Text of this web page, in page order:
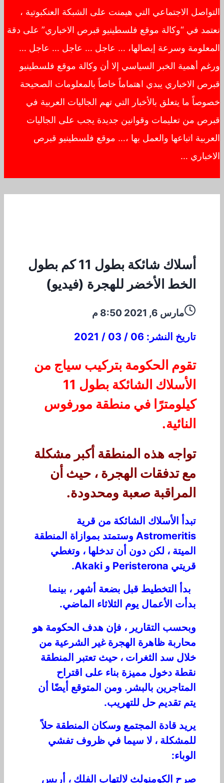
التواصل الاجتماعي التي هيمنت على الشبكة العنكبوتية ،
نعتمد في “وكالة موقع فلسطينيو قبرص الاخباري” على دقة
المعلومة وسرعة إيصالها، … عاجل … عاجل … عاجل …
ورغم أهمية الخبر السياسي إلا أن وكالة موقع فلسطينيو
قبرص الاخباري يبدي اهتماماً خاصاً بالمعلومات الصحيحة
خصوصاً ما يتعلق بالأخبار التي تهم الجاليات العربية في
قبرص من تعليمات وقوانين جديدة يجب على الجاليات
العربية اتباعها والعمل بها ،… موقع فلسطينيو قبرص
الاخباري …
أسلاك شائكة بطول 11 كم بطول
الخط الأخضر للهجرة (فيديو)
مارس 6, 2021 8:50 م
تاريخ النشر: 06 / 03 / 2021
تقوم الحكومة بتركيب سياج من
الأسلاك الشائكة بطول 11
كيلومترًا في منطقة مورفوس
النائية.
تواجه هذه المنطقة أكبر مشكلة
مع تدفقات الهجرة ، حيث أن
المراقبة صعبة ومحدودة.
تبدأ الأسلاك الشائكة من قرية
Astromeritis وستمتد بموازاة المنطقة
الميتة ، لكن دون أن تدخلها ، وتغطي
قريتي Peristerona و Akaki.
بدأ التخطيط قبل بضعة أشهر ، بينما
بدأت الأعمال يوم الثلاثاء الماضي.
وبحسب التقارير ، فإن هدف الحكومة هو
محاربة ظاهرة الهجرة غير الشرعية من
خلال سد الثغرات ، حيث تعتبر المنطقة
نقطة دخول مميزة بناء على اقتراح
المتاجرين بالبشر. ومن المتوقع أيضًا أن
يتم تقديم حل للتهريب.
يريد قادة المجتمع وسكان المنطقة حلاً
للمشكلة ، لا سيما في ظروف تفشي
الوباء:
صرح الكومنولث لالتهاب الفلك ، أريس